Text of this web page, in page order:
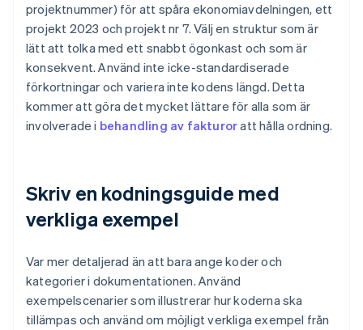
projektnummer) för att spåra ekonomiavdelningen, ett
projekt 2023 och projekt nr 7. Välj en struktur som är
lätt att tolka med ett snabbt ögonkast och som är
konsekvent. Använd inte icke-standardiserade
förkortningar och variera inte kodens längd. Detta
kommer att göra det mycket lättare för alla som är
involverade i behandling av fakturoratt hålla ordning.
Skriv en kodningsguide med
verkliga exempel
Var mer detaljerad än att bara ange koder och
kategorier i dokumentationen. Använd
exempelscenarier som illustrerar hur koderna ska
tillämpas och använd om möjligt verkliga exempel från